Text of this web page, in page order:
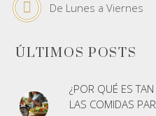
De Lunes a Viernes
ÚLTIMOS POSTS
¿POR QUÉ ES
LAS COMIDAS